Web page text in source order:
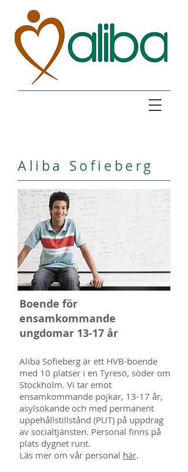
Aliba Sofieberg
Boende för
ensamkommande
ungdomar 13-17 år
Aliba Sofieberg är ett HVB-boende
med 10 platser i en Tyresö, söder om
Stockholm. Vi tar emot
ensamkommande pojkar, 13-17 år,
asylsökande och med permanent
uppehållstillstånd (PUT) på uppdrag
av socialtjänsten. Personal finns på
plats dygnet runt.
Läs mer om vår personal här.